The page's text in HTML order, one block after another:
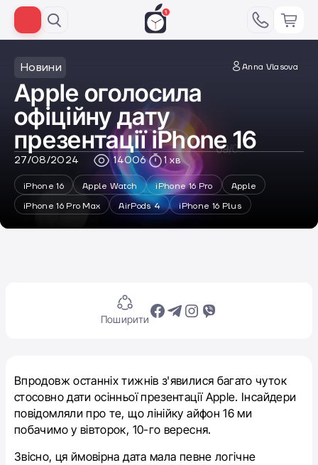
Новини Anna Vlasova
Apple оголосила
офіційну дату
презентації iPhone 16
27/08/2024 14006 1 хв
iPhone 16 Apple Watch iPhone 16 Pro
Apple
iPhone 16 Pro Max
AirPods 4 iPhone 16 Plus
Поширити
Впродовж останніх тижнів з'явилися багато чуток
стосовно дати осінньої презентації Apple. Інсайдери
повідомляли про те, що лінійку айфон 16 ми
побачимо у вівторок, 10-го вересня.
Звісно, ця ймовірна дата мала певне логічне